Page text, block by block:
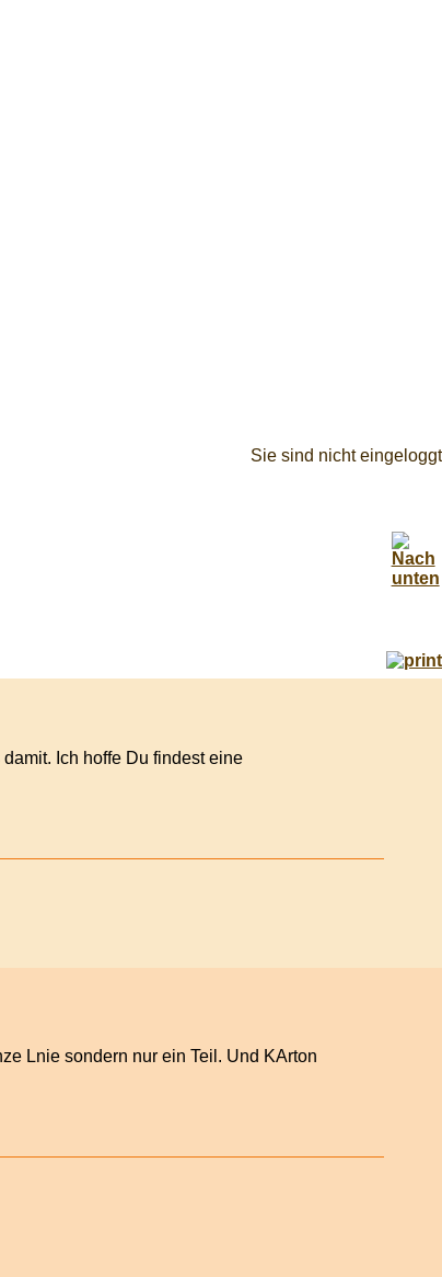
Sie sind nicht eingeloggt
Ich hoffe Du findest eine
Lnie sondern nur ein Teil. Und KArton